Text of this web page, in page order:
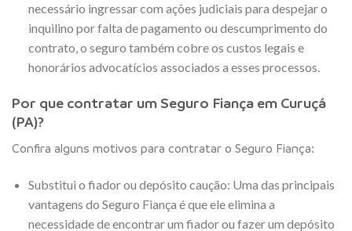
necessário ingressar com ações judiciais para despejar o
inquilino por falta de pagamento ou descumprimento do
contrato, o seguro também cobre os custos legais e
honorários advocatícios associados a esses processos.
Por que contratar um Seguro Fiança em Curuçá
(PA)?
Confira alguns motivos para contratar o Seguro Fiança:
Substitui o fiador ou depósito caução: Uma das principais
vantagens do Seguro Fiança é que ele elimina a
necessidade de encontrar um fiador ou fazer um depósito